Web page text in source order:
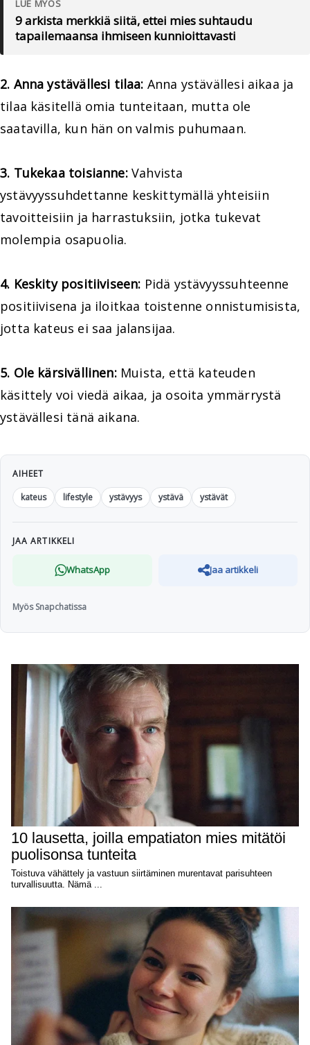
LUE MYÖS
9 arkista merkkiä siitä, ettei mies suhtaudu
tapailemaansa ihmiseen kunnioittavasti
2. Anna ystävällesi tilaa: Anna ystävällesi aikaa ja
tilaa käsitellä omia tunteitaan, mutta ole
saatavilla, kun hän on valmis puhumaan.
3. Tukekaa toisianne:Vahvista
ystävyyssuhdettanne keskittymällä yhteisiin
tavoitteisiin ja harrastuksiin, jotka tukevat
molempia osapuolia.
4. Keskity positiiviseen: Pidä ystävyyssuhteenne
positiivisena ja iloitkaa toistenne onnistumisista,
jotta kateus ei saa jalansijaa.
5. Ole kärsivällinen:Muista, että kateuden
käsittely voi viedä aikaa, ja osoita ymmärrystä
ystävällesi tänä aikana.
AIHEET
kateus
lifestyle ystävyys ystävä ystävät
JAA ARTIKKELI
WhatsApp Jaa artikkeli
Myös Snapchatissa